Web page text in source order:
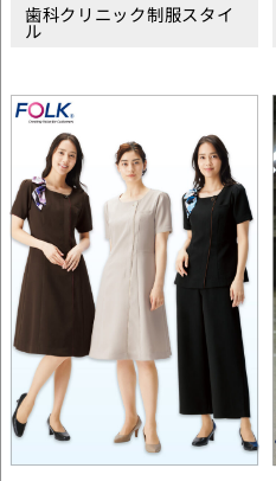
歯科クリニック制服スタイ
ル